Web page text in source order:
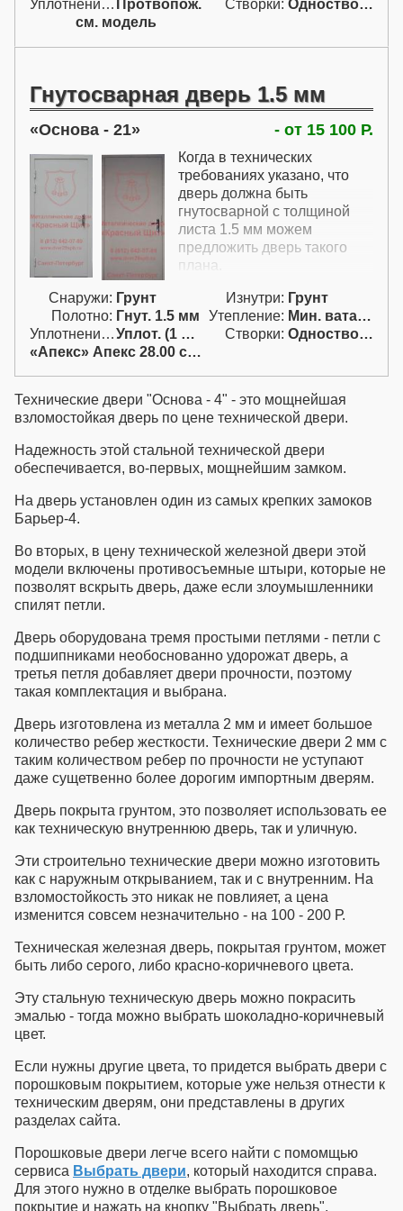
изображенная на фото и при
еще и от пожара. Но цена
дороже. Если в кладовой
хранятся наркотики или
оружие, то здесь
изделия, которые описаны в
других разделах сайта, но их
мы тоже можем сделать.
Уплотнение: Протвопож. Створки:
Одностворчатая (А)
см. модель
Гнутосварная дверь 1.5 мм
Основа - 21 - от 15 100 Р.
Когда в технических
требованиях указано, что
дверь должна быть
гнутосварной с толщиной
листа 1.5 мм можем
предложить дверь такого
плана.
Снаружи: Грунт Изнутри: Грунт
Полотно: Гнут. 1.5 мм Утепление:
Мин. вата / пенопл.
Уплотнение:
Уплот. (1 конт.) Створки:
Одностворчатая (А)
«Апекс» Апекс 28.00 с ручк.
Технические двери "Основа - 4" - это мощнейшая
взломостойкая дверь по цене технической двери.
Надежность этой стальной технической двери
обеспечивается, во-первых, мощнейшим замком.
На дверь установлен один из самых крепких замоков
Барьер-4.
Во вторых, в цену технической железной двери этой
модели включены противосъемные штыри, которые не
позволят вскрыть дверь, даже если злоумышленники
спилят петли.
Дверь оборудована тремя простыми петлями - петли с
подшипниками необоснованно удорожат дверь, а
третья петля добавляет двери прочности, поэтому
такая комплектация и выбрана.
Дверь изготовлена из металла 2 мм и имеет большое
количество ребер жесткости. Технические двери 2 мм с
таким количеством ребер по прочности не уступают
даже сущетвенно более дорогим импортным дверям.
Дверь покрыта грунтом, это позволяет использовать ее
как техническую внутреннюю дверь, так и уличную.
Эти строительно технические двери можно изготовить
как с наружным открыванием, так и с внутренним. На
взломостойкость это никак не повлияет, а цена
изменится совсем незначительно - на 100 - 200 Р.
Техническая железная дверь, покрытая грунтом, может
быть либо серого, либо красно-коричневого цвета.
Эту стальную техническую дверь можно покрасить
эмалью - тогда можно выбрать шоколадно-коричневый
цвет.
Если нужны другие цвета, то придется выбрать двери с
порошковым покрытием, которые уже нельзя отнести к
техническим дверям, они представлены в других
разделах сайта.
Порошковые двери легче всего найти с помомщью
сервиса Выбрать двери, который находится справа.
Для этого нужно в отделке выбрать порошковое
покрытие и нажать на кнопку "Выбрать дверь".